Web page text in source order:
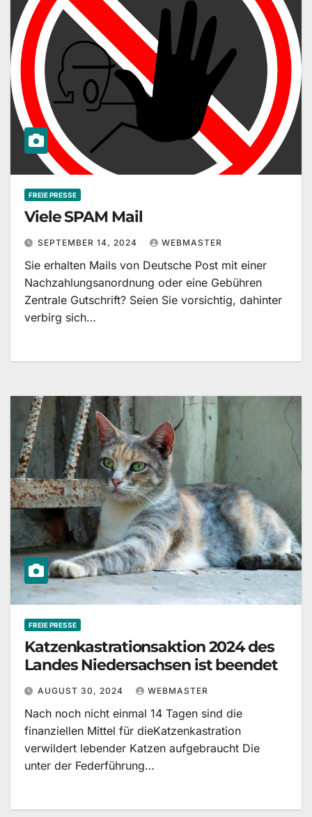
FREIE PRESSE
Viele SPAM Mail
SEPTEMBER 14, 2024 WEBMASTER
Sie erhalten Mails von Deutsche Post mit einer
Nachzahlungsanordnung oder eine Gebühren
Zentrale Gutschrift? Seien Sie vorsichtig, dahinter
verbirg sich…
FREIE PRESSE
Katzenkastrationsaktion 2024 des
Landes Niedersachsen ist beendet
AUGUST 30, 2024 WEBMASTER
Nach noch nicht einmal 14 Tagen sind die
finanziellen Mittel für dieKatzenkastration
verwildert lebender Katzen aufgebraucht Die
unter der Federführung…